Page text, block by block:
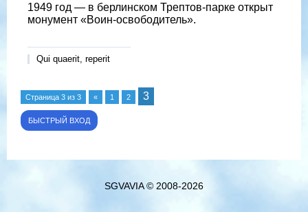
1949 год — в берлинском Трептов-парке открыт
монумент «Воин-освободитель».
Qui quaerit, reperit
Страница 3 из 3 « 1 2 3
SGVAVIA © 2008-2026